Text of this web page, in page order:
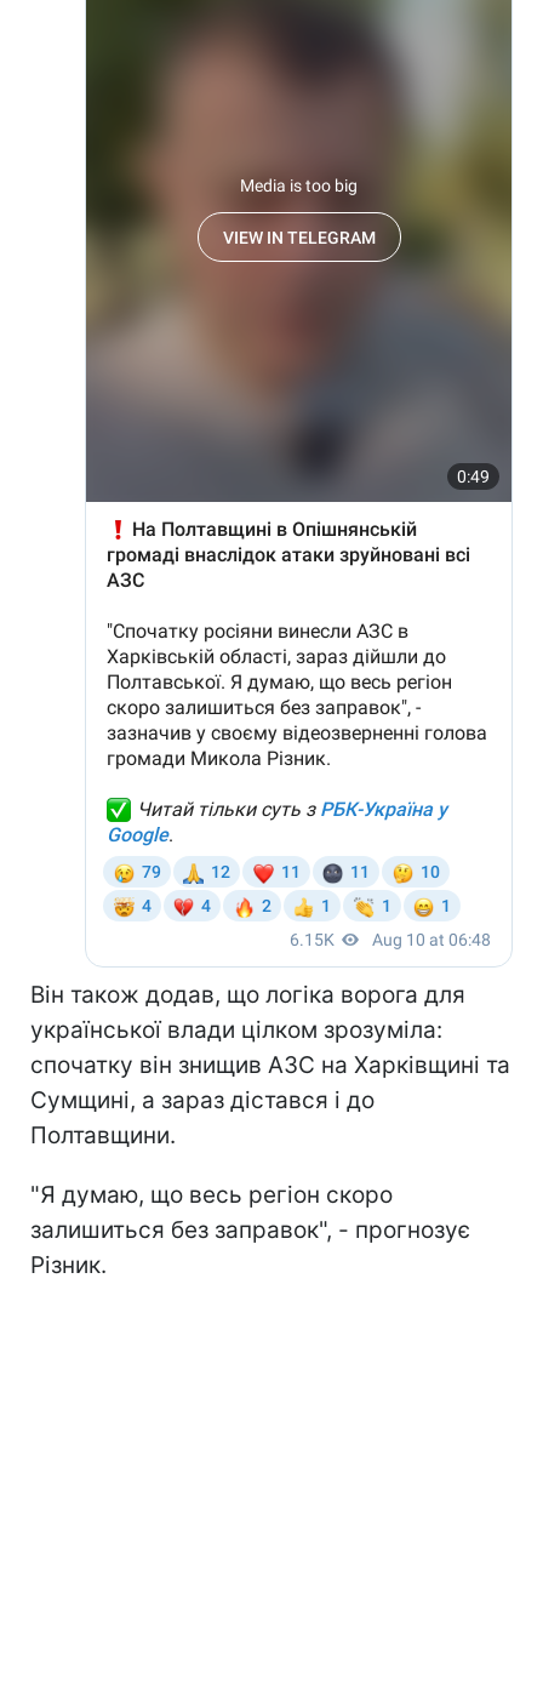
Він також додав, що логіка ворога для
української влади цілком зрозуміла:
спочатку він знищив АЗС на Харківщині та
Сумщині, а зараз дістався і до
Полтавщини.
"Я думаю, що весь регіон скоро
залишиться без заправок", - прогнозує
Різник.